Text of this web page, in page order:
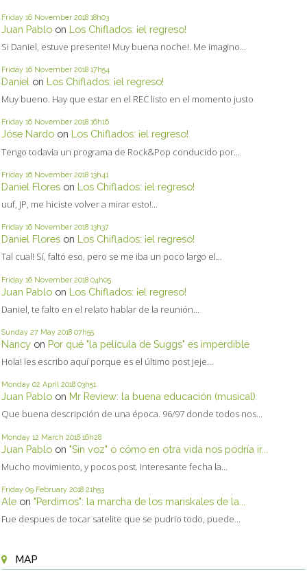
Friday 16 November 2018 18h03
Juan Pablo on Los Chiflados: ¡el regreso!
Si Daniel, estuve presente! Muy buena noche!. Me imagino...
Friday 16 November 2018 17h54
Daniel on Los Chiflados: ¡el regreso!
Muy bueno. Hay que estar en el REC listo en el momento justo
Friday 16 November 2018 16h16
Jóse Nardo on Los Chiflados: ¡el regreso!
Tengo todavia un programa de Rock&Pop conducido por...
Friday 16 November 2018 13h41
Daniel Flores on Los Chiflados: ¡el regreso!
uuf, JP, me hiciste volver a mirar esto!...
Friday 16 November 2018 13h37
Daniel Flores on Los Chiflados: ¡el regreso!
Tal cual! Sí, faltó eso, pero se me iba un poco largo el...
Friday 16 November 2018 04h05
Juan Pablo on Los Chiflados: ¡el regreso!
Daniel, te falto en el relato hablar de la reunión...
Sunday 27 May 2018 07h55
Nancy on Por qué "la película de Suggs" es imperdible
Hola! les escribo aquí porque es el último post jeje...
Monday 02 April 2018 03h51
Juan Pablo on Mr Review: la buena educación (musical)
Que buena descripción de una época. 96/97 donde todos nos...
Monday 12 March 2018 16h28
Juan Pablo on "Sin voz" o cómo en otra vida nos podría ir...
Mucho movimiento, y pocos post. Interesante fecha la...
Friday 09 February 2018 21h53
Ale on "Perdimos": la marcha de los mariskales de la...
Fue despues de tocar satelite que se pudrio todo, puede...
MAP